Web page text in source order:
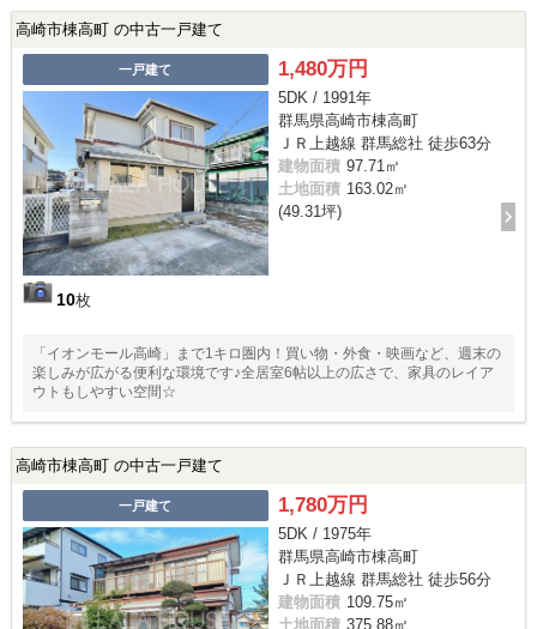
高崎市棟高町 の中古一戸建て
一戸建て
10枚
1,480万円
5DK / 1991年
群馬県高崎市棟高町
ＪＲ上越線 群馬総社 徒歩63分
建物面積 97.71㎡
土地面積 163.02㎡
(49.31坪)
「イオンモール高崎」まで1キロ圏内！買い物・外食・映画など、週末の
楽しみが広がる便利な環境です♪全居室6帖以上の広さで、家具のレイア
ウトもしやすい空間☆
高崎市棟高町 の中古一戸建て
一戸建て 1,780万円
5DK / 1975年
群馬県高崎市棟高町
ＪＲ上越線 群馬総社 徒歩56分
建物面積 109.75㎡
土地面積 375.88㎡